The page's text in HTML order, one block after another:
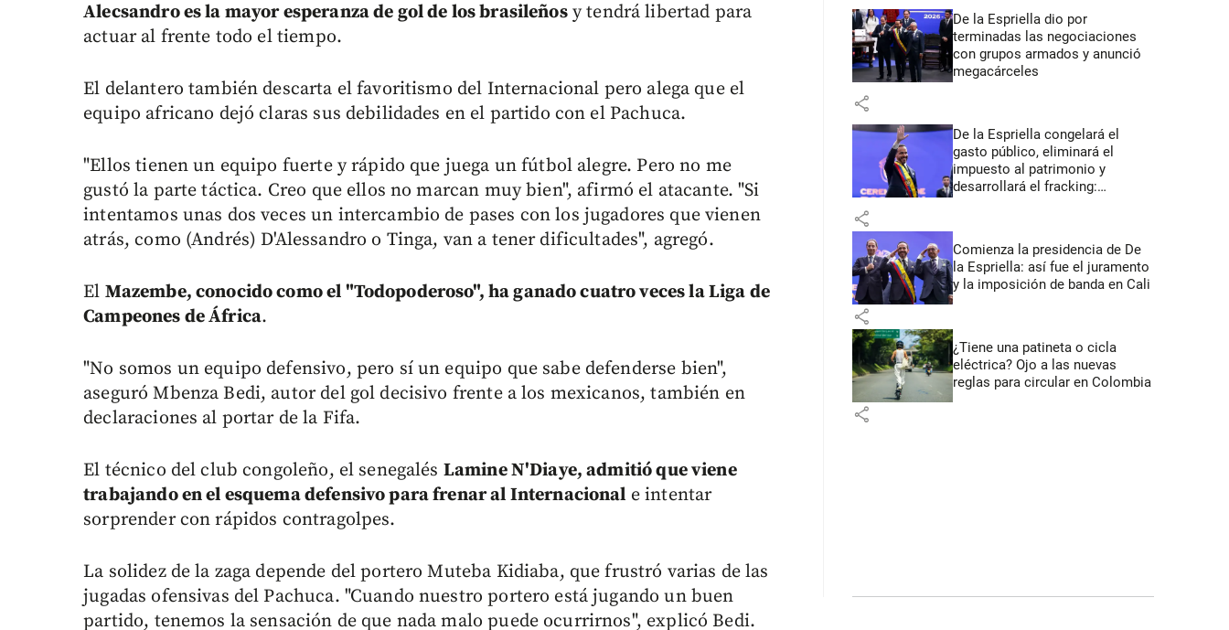
Alecsandro es la mayor esperanza de gol de los brasileñosy tendrá libertad para
actuar al frente todo el tiempo.
El delantero también descarta el favoritismo del Internacional pero alega que el
equipo africano dejó claras sus debilidades en el partido con el Pachuca.
"Ellos tienen un equipo fuerte y rápido que juega un fútbol alegre. Pero no me
gustó la parte táctica. Creo que ellos no marcan muy bien", afirmó el atacante. "Si
intentamos unas dos veces un intercambio de pases con los jugadores que vienen
atrás, como (Andrés) D'Alessandro o Tinga, van a tener dificultades", agregó.
El Mazembe, conocido como el "Todopoderoso", ha ganado cuatro veces la Liga de
Campeones de África.
"No somos un equipo defensivo, pero sí un equipo que sabe defenderse bien",
aseguró Mbenza Bedi, autor del gol decisivo frente a los mexicanos, también en
declaraciones al portar de la Fifa.
El técnico del club congoleño, el senegalés Lamine N'Diaye, admitió que viene
trabajando en el esquema defensivo para frenar al Internacional e intentar
sorprender con rápidos contragolpes.
La solidez de la zaga depende del portero Muteba Kidiaba, que frustró varias de las
jugadas ofensivas del Pachuca. "Cuando nuestro portero está jugando un buen
partido, tenemos la sensación de que nada malo puede ocurrirnos", explicó Bedi.
De la Espriella dio por
terminadas las negociaciones
con grupos armados y anunció
megacárceles
share
De la Espriella congelará el
gasto público, eliminará el
impuesto al patrimonio y
desarrollará el fracking:
share
Comienza la presidencia de De
la Espriella: así fue el juramento
y la imposición de banda en Cali
share
¿Tiene una patineta o cicla
eléctrica? Ojo a las nuevas
reglas para circular en Colombia
share